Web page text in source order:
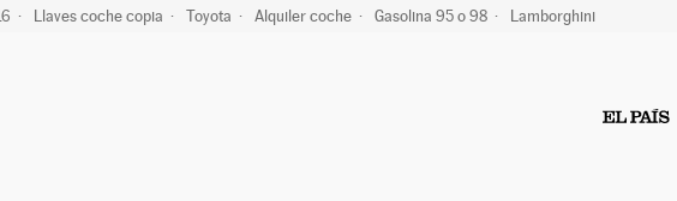
Llaves coche copia Toyota Alquiler coche Gasolina 95 o 98 Lamborghini